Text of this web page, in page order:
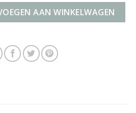
aantal
AAN WINKELWAGEN